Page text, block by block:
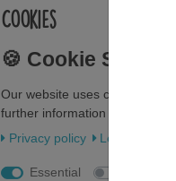
Cookies
Our website uses cookies.
further information about our
Privacy policy
Legal
Essential